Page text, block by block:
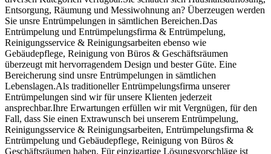
Entsorgung, Räumung und Messiwohnung an? Überzeugen werden
Sie unsre Entrümpelungen in sämtlichen Bereichen.Das
Entrümpelung und Entrümpelungsfirma & Entrümpelung,
Reinigungsservice & Reinigungsarbeiten ebenso wie
Gebäudepflege, Reinigung von Büros & Geschäftsräumen
überzeugt mit hervorragendem Design und bester Güte. Eine
Bereicherung sind unsre Entrümpelungen in sämtlichen
Lebenslagen.Als traditioneller Entrümpelungsfirma unserer
Entrümpelungen sind wir für unsere Klienten jederzeit
ansprechbar.Ihre Erwartungen erfüllen wir mit Vergnügen, für den
Fall, dass Sie einen Extrawunsch bei unserem Entrümpelung,
Reinigungsservice & Reinigungsarbeiten, Entrümpelungsfirma &
Entrümpelung und Gebäudepflege, Reinigung von Büros &
Geschäftsräumen haben. Für einzigartige Lösungsvorschläge ist